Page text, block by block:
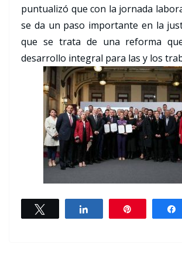
puntualizó que con la jornada
se da un paso importante en la
que se trata de una reforma
desarrollo integral para las y los